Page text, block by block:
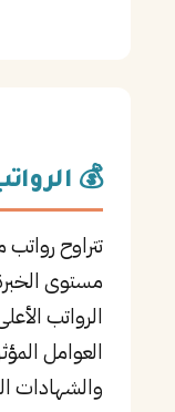
💰
تتراوح
مستوى
الرواتب
العوامل
والشهادات